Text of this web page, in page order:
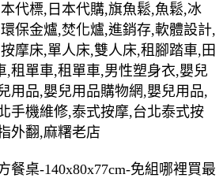
代標,日本代購,旗魚鬆,魚鬆,冰
保金爐,焚化爐,進銷存,軟體設計,
摩床,單人床,雙人床,租腳踏車,田
,租單車,租單車,男性塑身衣,嬰兒
用品,嬰兒用品購物網,嬰兒用品,
手機維修,泰式按摩,台北泰式按
外翻,麻糬老店
餐桌-140x80x77cm-免組哪裡買最